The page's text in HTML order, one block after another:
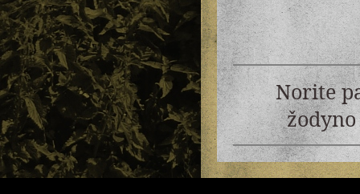
Norite